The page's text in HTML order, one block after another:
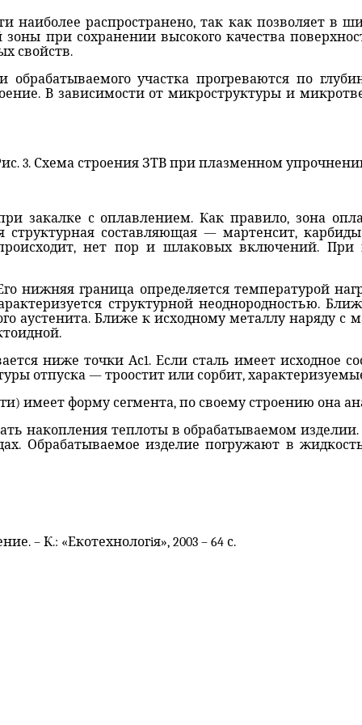
наиболее распространено, так как позволяет в
при сохранении высокого качества
свойств.
участка прогреваются по
В зависимости от микроструктуры и
3. Схема строения ЗТВ при плазменном
закалке с оплавлением. Как правило, зона
структурная составляющая — мартенсит,
нет пор и шлаковых включений.
нижняя граница определяется температурой
структурной неоднородностью.
аустенита. Ближе к исходному металлу наряду
ниже точки Ас1. Если сталь имеет исходное
отпуска — троостит или сорбит,
имеет форму сегмента, по своему строению она
накопления теплоты в обрабатываемом
Обрабатываемое изделие погружают в
– К.: «Екотехнологiя», 2003 – 64 с.